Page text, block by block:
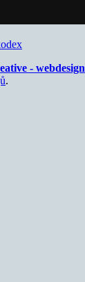
- webdesign
.